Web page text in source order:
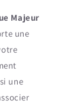
Majeur
une
une